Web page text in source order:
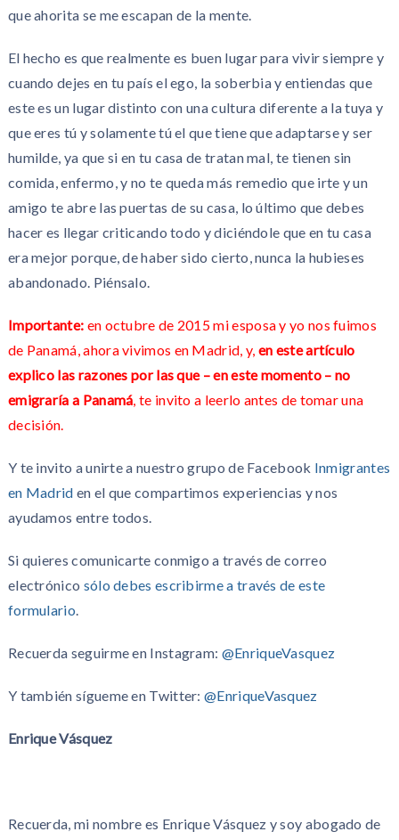
que ahorita se me escapan de la mente.
El hecho es que realmente es buen lugar para vivir siempre y
cuando dejes en tu país el ego, la soberbia y entiendas que
este es un lugar distinto con una cultura diferente a la tuya y
que eres tú y solamente tú el que tiene que adaptarse y ser
humilde, ya que si en tu casa de tratan mal, te tienen sin
comida, enfermo, y no te queda más remedio que irte y un
amigo te abre las puertas de su casa, lo último que debes
hacer es llegar criticando todo y diciéndole que en tu casa
era mejor porque, de haber sido cierto, nunca la hubieses
abandonado. Piénsalo.
Importante: en octubre de 2015 mi esposa y yo nos fuimos
de Panamá, ahora vivimos en Madrid, y, en este artículo
explico las razones por las que – en este momento – no
emigraría a Panamá, te invito a leerlo antes de tomar una
decisión.
Y te invito a unirte a nuestro grupo de Facebook Inmigrantes
en Madrid en el que compartimos experiencias y nos
ayudamos entre todos.
Si quieres comunicarte conmigo a través de correo
electrónico sólo debes escribirme a través de este
formulario.
Recuerda seguirme en Instagram: @EnriqueVasquez
Y también sígueme en Twitter:@EnriqueVasquez
Enrique Vásquez
Recuerda, mi nombre es Enrique Vásquez y soy abogado de